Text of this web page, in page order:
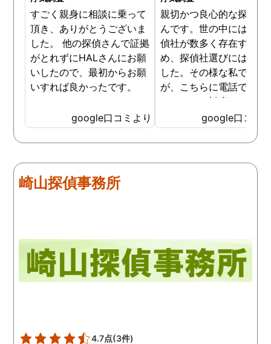
すごく親身に相談に乗って
頂き、ありがとうございま
した。 他の探偵さんで証拠
がとれずにHALさんにお願
いしたので、最初からお願
いすれば良かったです。
google口コミより
親切かつ良心的な探偵社
んです。世の中には詐欺
偵社が数多く存在するた
め、探偵社選びには慎重
した。その様な私でした
が、こちらに電話で相談
たところ、対応された方
探偵のノウハウまで丁寧
教えて下さったのです。
用できると思い、早速お
は、仕事も丁寧で調査内
google口コミ
崎山探偵事務所
4.7点(3件)